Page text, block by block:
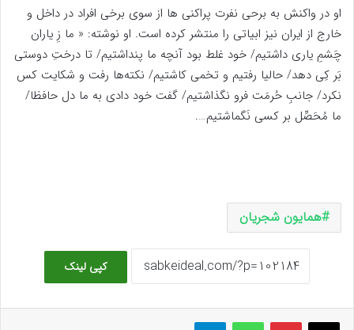
او در واکنش به برحی نفرت پراکنی ها از سوی برخی افراد در داخل و
خارج از ایران نیز ابیاتی را منتشر کرده است. او نوشته: « ما زِ یاران
چَشمِ یاری داشتیم/ خود غلط بود آنچه ما پنداشتیم/ تا درختِ دوستی
بَر کِی دهد/ حالیا رفتیم و تخمی کاشتیم/ نکته‌ها رفت و شکایت کس
نکرد/ جانبِ حُرمَت فرو نگذاشتیم/ گفت خود دادی به ما دل حافظا/
ما مُحَصِّل بر کسی نَگماشتیم….
همایون شجریان
کپی لینک
ایکس پینتریستواتس آپ تلگرام